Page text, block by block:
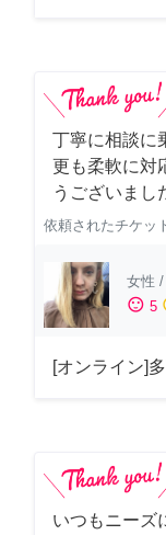
丁寧に相談に
更も柔軟に対
うございまし
依頼されたチケッ
女性 /
sentiment_satisfied 5
[オンライン]
いつもニーズ